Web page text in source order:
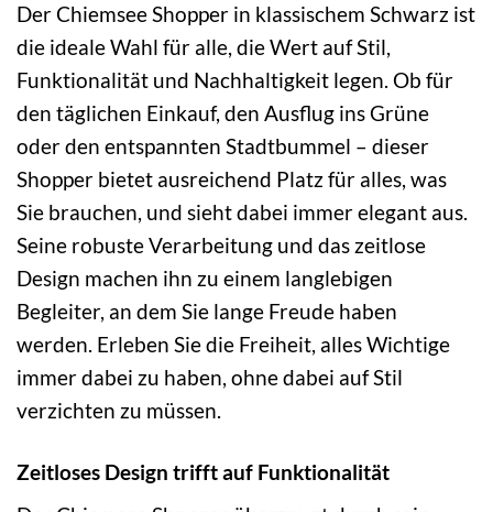
Der Chiemsee Shopper in klassischem Schwarz ist
die ideale Wahl für alle, die Wert auf Stil,
Funktionalität und Nachhaltigkeit legen. Ob für
den täglichen Einkauf, den Ausflug ins Grüne
oder den entspannten Stadtbummel – dieser
Shopper bietet ausreichend Platz für alles, was
Sie brauchen, und sieht dabei immer elegant aus.
Seine robuste Verarbeitung und das zeitlose
Design machen ihn zu einem langlebigen
Begleiter, an dem Sie lange Freude haben
werden. Erleben Sie die Freiheit, alles Wichtige
immer dabei zu haben, ohne dabei auf Stil
verzichten zu müssen.
Zeitloses Design trifft auf Funktionalität